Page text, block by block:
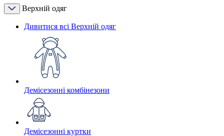
Верхній одяг
Дивитися всі Верхній одяг
Демісезонні комбінезони
Демісезонні куртки